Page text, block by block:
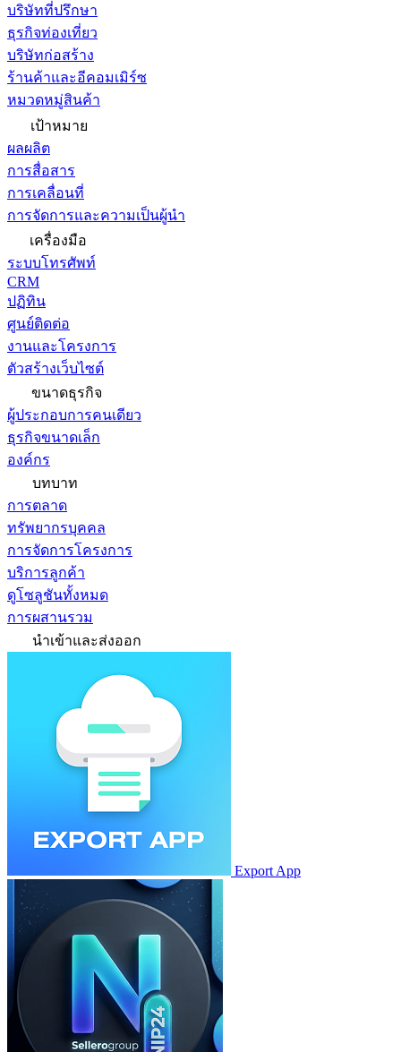
บริษัทที่ปรึกษา
ธุรกิจท่องเที่ยว
บริษัทก่อสร้าง
ร้านค้าและอีคอมเมิร์ซ
หมวดหมู่สินค้า
เป้าหมาย
ผลผลิต
การสื่อสาร
การเคลื่อนที่
การจัดการและความเป็นผู้นำ
เครื่องมือ
ระบบโทรศัพท์
CRM
ปฏิทิน
ศูนย์ติดต่อ
งานและโครงการ
ตัวสร้างเว็บไซต์
ขนาดธุรกิจ
ผู้ประกอบการคนเดียว
ธุรกิจขนาดเล็ก
องค์กร
บทบาท
การตลาด
ทรัพยากรบุคคล
การจัดการโครงการ
บริการลูกค้า
ดูโซลูชันทั้งหมด
การผสานรวม
นำเข้าและส่งออก
Export App